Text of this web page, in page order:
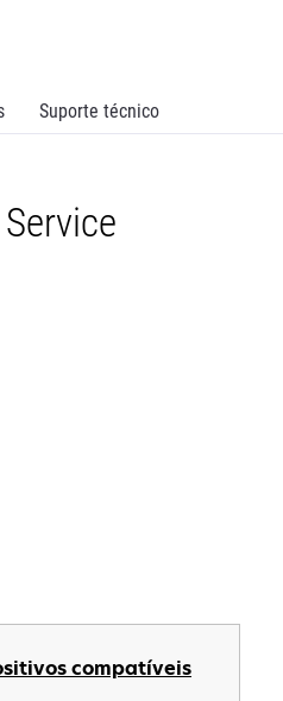
Suporte técnico
compatíveis